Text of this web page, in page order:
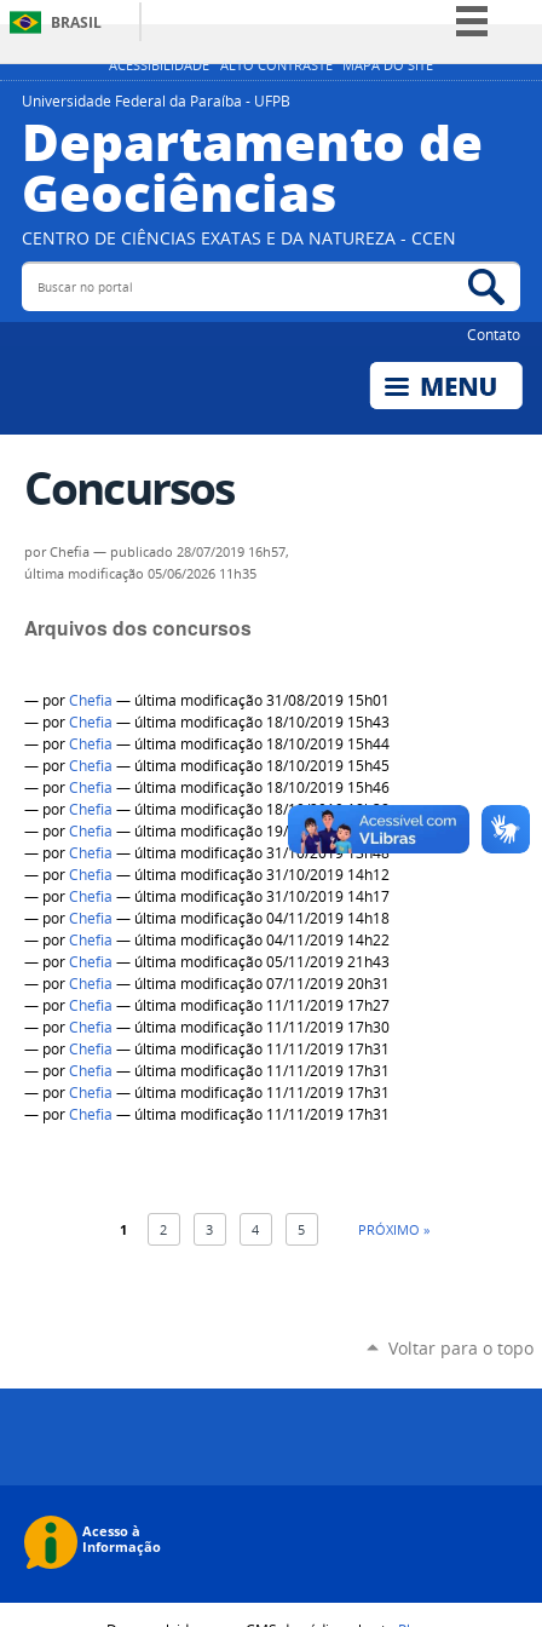
ACESSIBILIDADE ALTO CONTRASTE MAPA DO SITE
BRASIL
Simplifique!
Participe
Universidade Federal da Paraíba - UFPB
Departamento de
Geociências
CENTRO DE CIÊNCIAS EXATAS E DA NATUREZA - CCEN
Buscar no portal
Contato
Concursos
porChefia — publicado 28/07/2019 16h57,
última modificação 05/06/2026 11h35
Arquivos dos concursos
— porChefia — última modificação 31/08/2019 15h01
— porChefia — última modificação 18/10/2019 15h43
— porChefia — última modificação 18/10/2019 15h44
— porChefia — última modificação 18/10/2019 15h45
— porChefia — última modificação 18/10/2019 15h46
— porChefia — última modificação 18/10/2019 18h38
— porChefia — última modificação 19/10/2019 11h08
— porChefia — última modificação 31/10/2019 13h48
— porChefia — última modificação 31/10/2019 14h12
— porChefia — última modificação 31/10/2019 14h17
— porChefia — última modificação 04/11/2019 14h18
— porChefia — última modificação 04/11/2019 14h22
— porChefia — última modificação 05/11/2019 21h43
— porChefia — última modificação 07/11/2019 20h31
— porChefia — última modificação 11/11/2019 17h27
— porChefia — última modificação 11/11/2019 17h30
— porChefia — última modificação 11/11/2019 17h31
— porChefia — última modificação 11/11/2019 17h31
— porChefia — última modificação 11/11/2019 17h31
— porChefia — última modificação 11/11/2019 17h31
1 2 3 4 5 PRÓXIMO »
Voltar para o topo